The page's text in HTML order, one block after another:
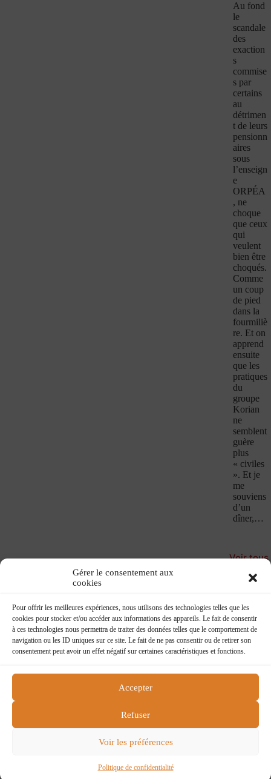
Gérer le consentement aux
cookies
Pour offrir les meilleures expériences, nous utilisons des technologies telles que les
cookies pour stocker et/ou accéder aux informations des appareils. Le fait de consentir
à ces technologies nous permettra de traiter des données telles que le comportement de
navigation ou les ID uniques sur ce site. Le fait de ne pas consentir ou de retirer son
consentement peut avoir un effet négatif sur certaines caractéristiques et fonctions.
Accepter
Refuser
Voir les préférences
Politique de confidentialité
Au fond
le
scandale
des
exaction
s
commise
s par
certains
au
détrimen
t de leurs
pensionn
aires
sous
l’enseign
e
ORPÉA
, ne
choque
que ceux
qui
veulent
bien être
choqués.
Comme
un coup
de pied
dans la
fourmiliè
re. Et on
apprend
ensuite
que les
pratiques
du
groupe
Korian
ne
semblent
guère
plus
« civiles
». Et je
me
souviens
d’un
dîner,…
Voir tous
Confesse
Flying boat
flying@charlelie.com
Politique de confidentialité